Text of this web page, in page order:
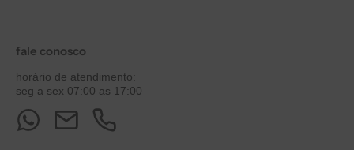
fale conosco
horário de atendimento:
seg a sex 07:00 as 17:00